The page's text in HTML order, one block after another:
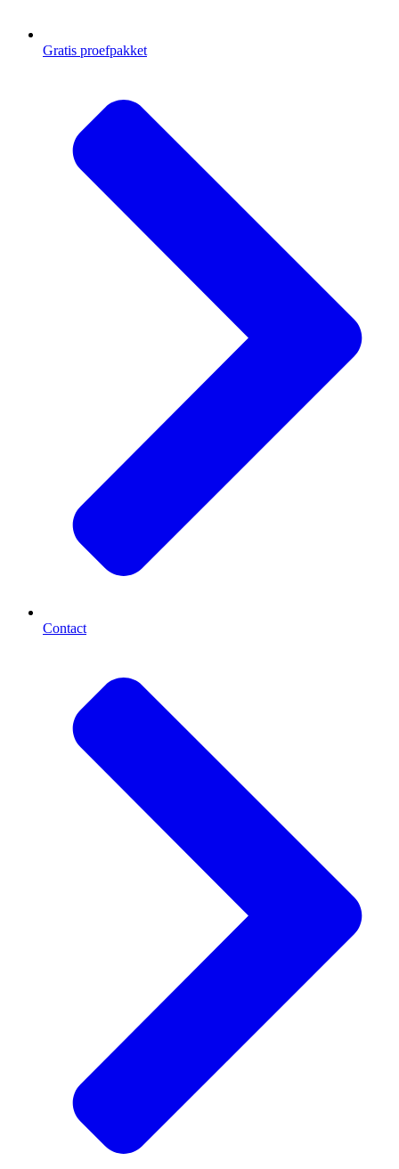
Gratis proefpakket
Contact